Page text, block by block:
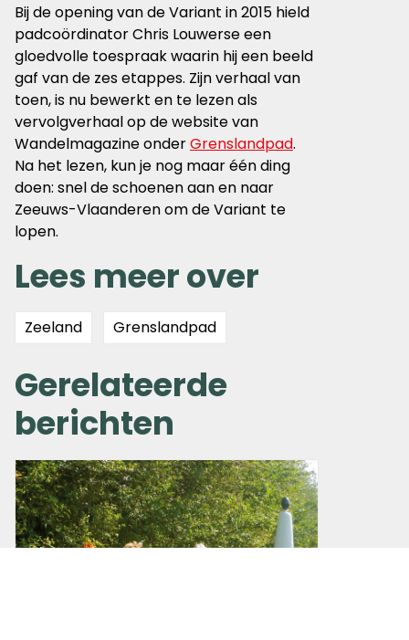
Bij de opening van de Variant in 2015 hield
padcoördinator Chris Louwerse een
gloedvolle toespraak waarin hij een beeld
gaf van de zes etappes. Zijn verhaal van
toen, is nu bewerkt en te lezen als
vervolgverhaal op de website van
Wandelmagazine onderGrenslandpad.
Na het lezen, kun je nog maar één ding
doen: snel de schoenen aan en naar
Zeeuws-Vlaanderen om de Variant te
lopen.
Lees meer over
Zeeland Grenslandpad
Gerelateerde
berichten